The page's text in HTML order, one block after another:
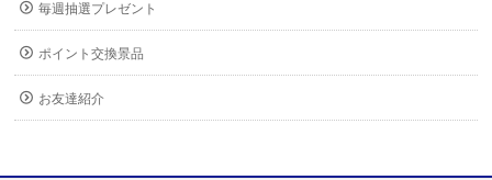
毎週抽選プレゼント
ポイント交換景品
お友達紹介